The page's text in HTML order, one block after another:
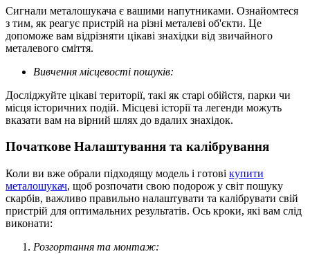
Сигнали металошукача є вашими напутниками. Ознайомтеся
з тим, як реагує пристрій на різні металеві об'єкти. Це
допоможе вам відрізняти цікаві знахідки від звичайного
металевого сміття.
Вивчення місцевості пошуків:
Досліджуйте цікаві території, такі як старі обійстя, парки чи
місця історичних подій. Місцеві історії та легенди можуть
вказати вам на вірний шлях до вдалих знахідок.
Початкове Налаштування та калібрування
Коли ви вже обрали підходящу модель і готові купити
металошукач, щоб розпочати свою подорож у світ пошуку
скарбів, важливо правильно налаштувати та калібрувати свій
пристрій для оптимальних результатів. Ось кроки, які вам слід
виконати:
Розгортання та монтаж: